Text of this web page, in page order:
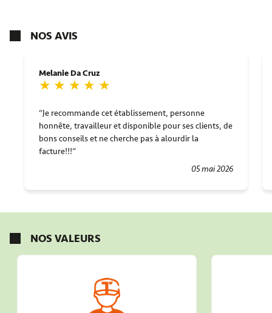
NOS AVIS
Melanie Da Cruz
05 mai 2026
Je recommande cet établissement, personne
honnête, travailleur et disponible pour ses clients, de
bons conseils et ne cherche pas à alourdir la
facture!!!
NOS VALEURS